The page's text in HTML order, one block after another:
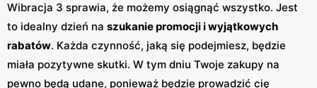
Wibracja 3 sprawia, że możemy osiągnąć wszystko. Jest
to idealny dzień na szukanie promocji i wyjątkowych
rabatów. Każda czynność, jaką się podejmiesz, będzie
miała pozytywne skutki. W tym dniu Twoje zakupy na
pewno będą udane, ponieważ będzie prowadzić cię